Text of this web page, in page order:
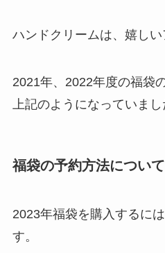
ハンドクリームは、嬉し
2021年、2022年度の福袋
上記のようになっていまし
福袋の予約方法について
2023年福袋を購入するに
す。